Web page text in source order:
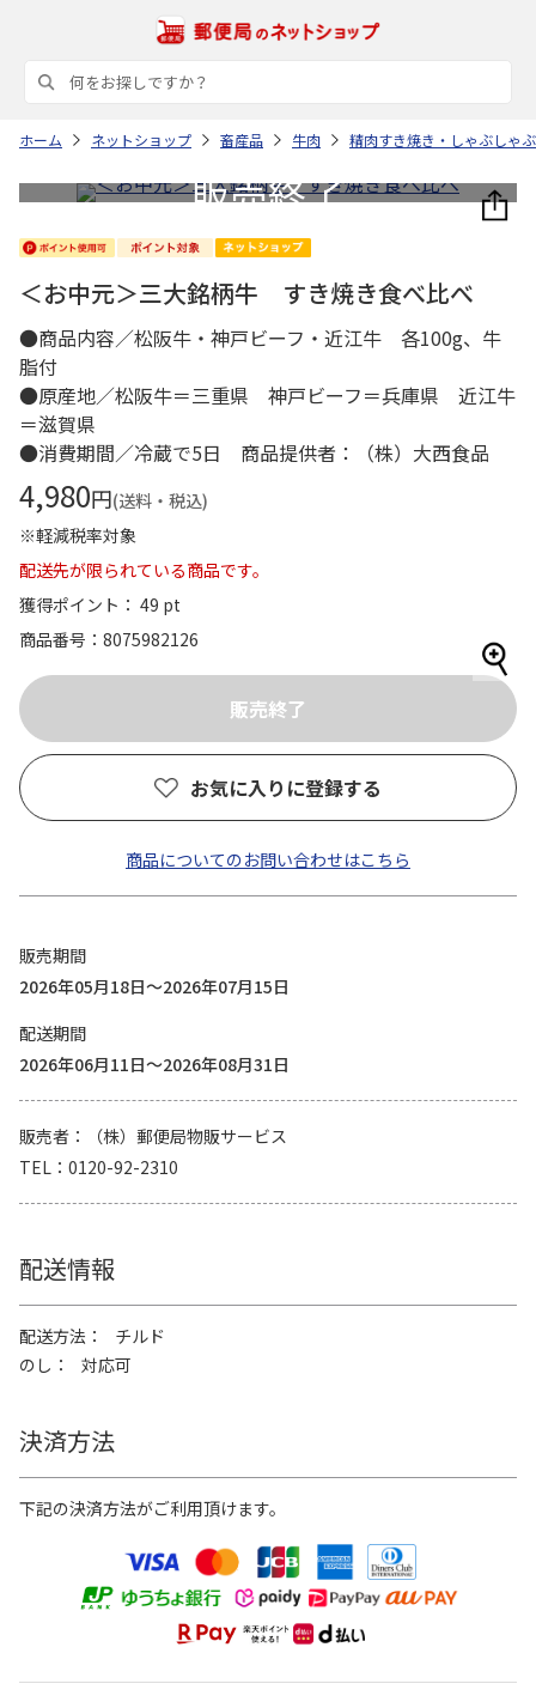
ホーム ネットショップ 畜産品 牛肉 精肉すき焼き・しゃぶしゃ
＜お中元＞三大銘柄牛 すき焼き食べ比べ
●商品内容／松阪牛・神戸ビーフ・近江牛 各100g、牛
脂付
●原産地／松阪牛＝三重県 神戸ビーフ＝兵庫県 近江牛
＝滋賀県
●消費期間／冷蔵で5日 商品提供者：（株）大西食品
4,980円(送料・税込)
※軽減税率対象
配送先が限られている商品です。
獲得ポイント： 49 pt
商品番号
8075982126
お気に入りに登録する
商品についてのお問い合わせはこちら
販売期間
2026年05月18日～2026年07月15日
配送期間
2026年06月11日～2026年08月31日
販売者
（株）郵便局物販サービス
TEL
0120-92-2310
配送情報
配送方法
チルド
のし
対応可
決済方法
下記の決済方法がご利用頂けます。